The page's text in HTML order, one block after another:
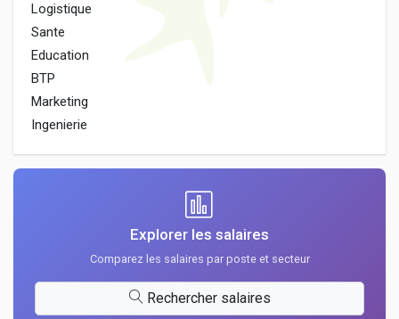
Logistique
Sante
Education
BTP
Marketing
Ingenierie
Explorer les salaires
Comparez les salaires par poste et secteur
Rechercher salaires